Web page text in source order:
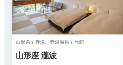
山形県 / 赤湯、赤湯温泉 / 旅館
山形座 瀧波